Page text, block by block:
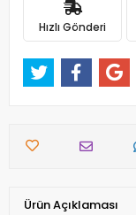
Hızlı Gönderi
Ürün Açıklaması